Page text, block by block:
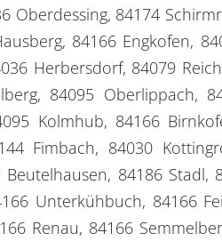
84174
84166 Engkofen,
Herbersdorf, 84079
84095 Oberlippach,
Kolmhub, 84166
Fimbach, 84030
84186
Unterkühbuch, 84166
Renau, 84166